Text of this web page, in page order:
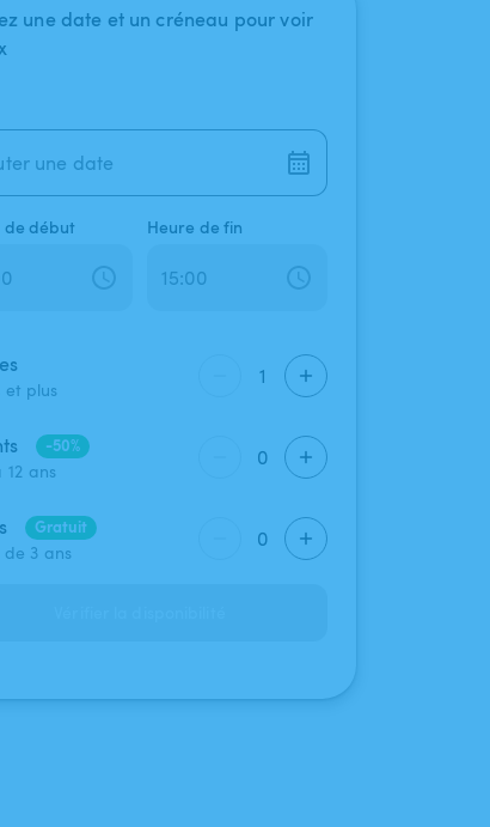
une date et un créneau pour voir
une date
de début Heure de fin
et plus
1
-50%
12 ans
0
Gratuit
3 ans
0